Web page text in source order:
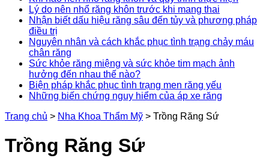
Lý do nên nhổ răng khôn trước khi mang thai
Nhận biết dấu hiệu răng sâu đến tủy và phương pháp
điều trị
Nguyên nhân và cách khắc phục tình trạng chảy máu
chân răng
Sức khỏe răng miệng và sức khỏe tim mạch ảnh
hưởng đến nhau thế nào?
Biện pháp khắc phục tình trạng men răng yếu
Những biến chứng nguy hiểm của áp xe răng
Trang chủ > Nha Khoa Thẩm Mỹ > Trồng Răng Sứ
Trồng Răng Sứ